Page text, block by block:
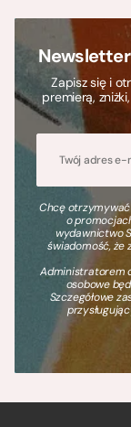
Zapisz się i
premierą,
Chcę
o
wydawnictwo
świadomość, że
Administratorem
osobowe
Szczegółowe